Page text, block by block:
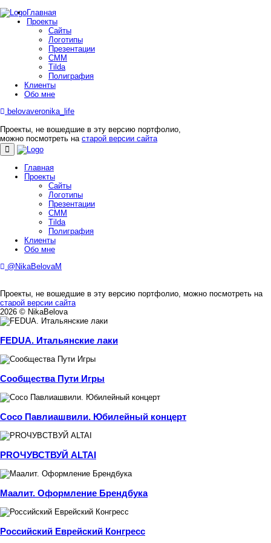
Главная
Проекты
Сайты
Логотипы
Презентации
СММ
Tilda
Полиграфия
Клиенты
Обо мне
belovaveronika_life
Проекты, не вошедшие в эту версию портфолио,
можно посмотреть на старой версии сайта
Главная
Проекты
Сайты
Логотипы
Презентации
СММ
Tilda
Полиграфия
Клиенты
Обо мне
@NikaBelovaM
Проекты, не вошедшие в эту версию портфолио, можно посмотреть на
старой версии сайта
2026 © NikaBelova
FEDUA. Итальянские лаки
Сообщества Пути Игры
Сосо Павлиашвили. Юбилейный концерт
PROЧУВСТВУЙ ALTAI
Маалит. Оформление Брендбука
Российский Еврейский Конгресс